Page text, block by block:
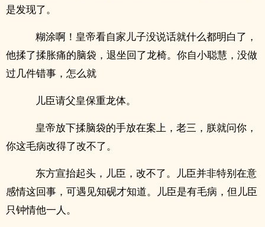
是发现了。
糊涂啊！皇帝看自家儿子没说话就什么都明白了，
他揉了揉胀痛的脑袋，退坐回了龙椅。你自小聪慧，没做
过几件错事，怎么就
儿臣请父皇保重龙体。
皇帝放下揉脑袋的手放在案上，老三，朕就问你，
你这毛病改得了改不了。
东方宣抬起头，儿臣，改不了。儿臣并非特别在意
感情这回事，可遇见知砚才知道。儿臣是有毛病，但儿臣
只钟情他一人。